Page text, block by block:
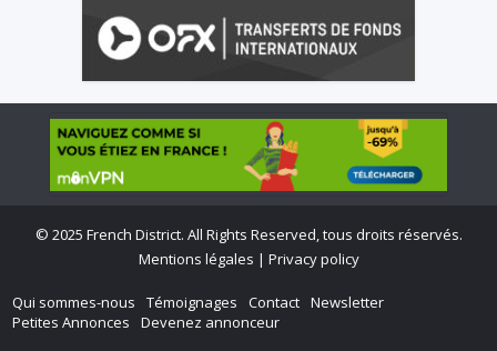
© 2025 French District. All Rights Reserved, tous droits réservés.
Mentions légales | Privacy policy
Qui sommes-nous Témoignages Contact Newsletter
Petites Annonces
Devenez annonceur